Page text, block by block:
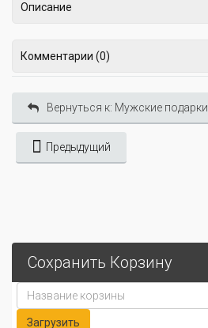
Описание
Комментарии (0)
Вернуться к: Мужские подарки
Предыдущий
Сохранить Корзину